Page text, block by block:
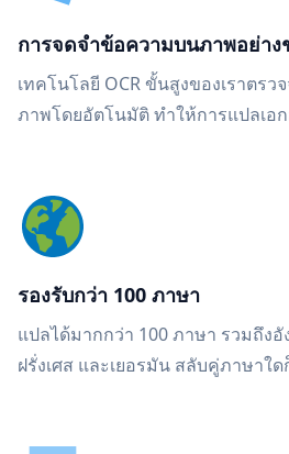
การจดจำข้อความบนภาพอย่า
เทคโนโลยี OCR ขั้นสูงของเราตร
ภาพโดยอัตโนมัติ ทำให้การแปลเอ
รองรับกว่า 100 ภาษา
แปลได้มากกว่า 100 ภาษา รวมถึง
ฝรั่งเศส และเยอรมัน สลับคู่ภาษาใ